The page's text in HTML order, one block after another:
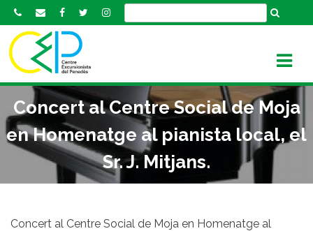
k
o
Concert al Centre Social de Moja
en Homenatge al pianista local, el
Sr. J. Mitjans.
Concert al Centre Social de Moja en Homenatge al